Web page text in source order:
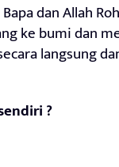
dan Allah Roh
ke bumi dan
langsung
?